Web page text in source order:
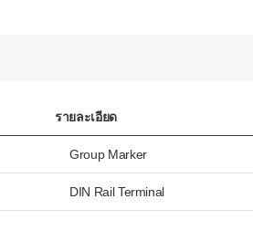
รายละเอียด
Group Marker
DIN Rail Terminal